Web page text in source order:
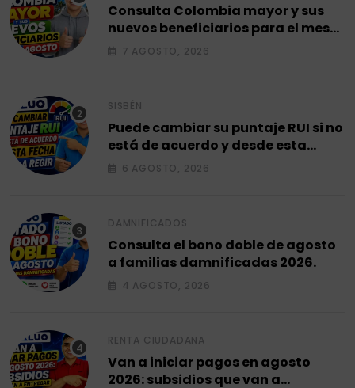
Consulta Colombia mayor y sus
nuevos beneficiarios para el mes
de agosto 2026.
7 AGOSTO, 2026
SISBÉN
Puede cambiar su puntaje RUI si no
está de acuerdo y desde esta
fecha empieza a regir en el 2026.
6 AGOSTO, 2026
DAMNIFICADOS
Consulta el bono doble de agosto
a familias damnificadas 2026.
4 AGOSTO, 2026
RENTA CIUDADANA
Van a iniciar pagos en agosto
2026: subsidios que van a